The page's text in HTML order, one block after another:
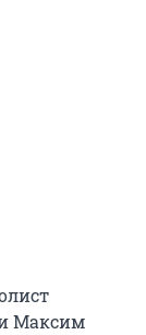
Максим